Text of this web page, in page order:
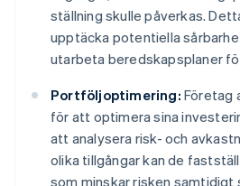
ställning skulle påverkas.
upptäcka potentiella
utarbeta beredskapsplaner
Portföljoptimering: Företag
för att optimera sina
att analysera risk- och
olika tillgångar kan de
som minskar risken samtidigt